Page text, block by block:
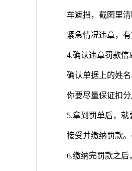
车遮挡，截图里
紧急情况违章，
4.确认违章罚款信
确认单据上的姓
你要尽量保证扣
5.拿到罚单后，
接受并缴纳罚款
6.缴纳完罚款之